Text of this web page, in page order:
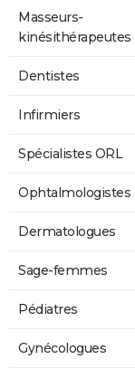
Masseurs-
kinésithérapeutes
Dentistes
Infirmiers
Spécialistes ORL
Ophtalmologistes
Dermatologues
Sage-femmes
Pédiatres
Gynécologues